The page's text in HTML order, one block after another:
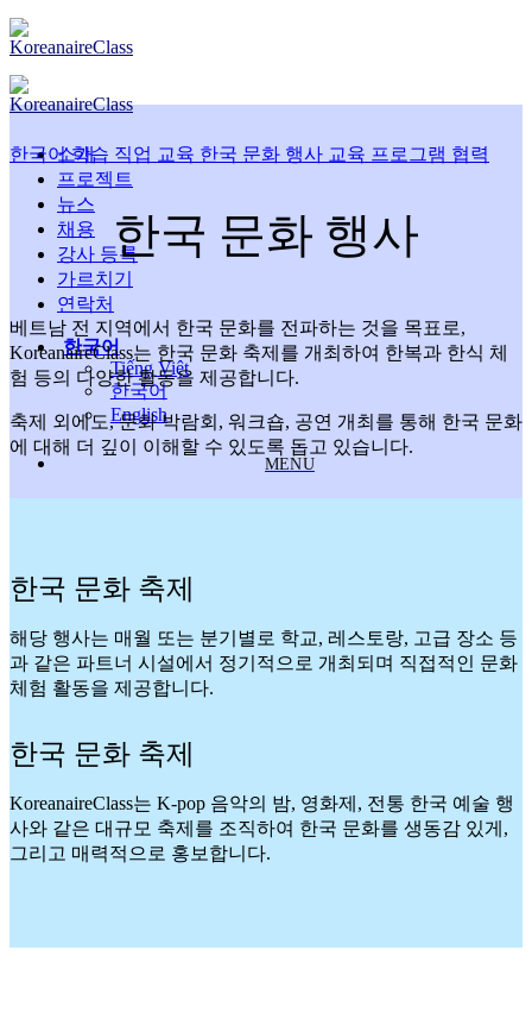
Skip
to
content
소개
프로젝트
뉴스
채용
강사 등록
가르치기
연락처
한국어
Tiếng Việt
한국어
English
MENU
한국어 학습 직업 교육 한국 문화 행사 교육 프로그램 협력
한국 문화 행사
베트남 전 지역에서 한국 문화를 전파하는 것을 목표로,
KoreanaireClass는 한국 문화 축제를 개최하여 한복과 한식 체
험 등의 다양한 활동을 제공합니다.
축제 외에도, 문화 박람회, 워크숍, 공연 개최를 통해 한국 문화
에 대해 더 깊이 이해할 수 있도록 돕고 있습니다.
한국 문화 축제
해당 행사는 매월 또는 분기별로 학교, 레스토랑, 고급 장소 등
과 같은 파트너 시설에서 정기적으로 개최되며 직접적인 문화
체험 활동을 제공합니다.
한국 문화 축제
KoreanaireClass는 K-pop 음악의 밤, 영화제, 전통 한국 예술 행
사와 같은 대규모 축제를 조직하여 한국 문화를 생동감 있게,
그리고 매력적으로 홍보합니다.